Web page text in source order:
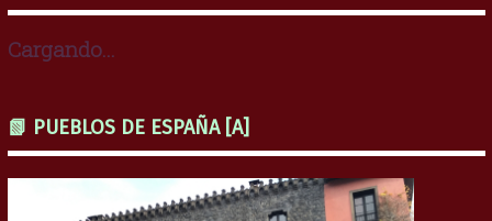
Cargando...
📗 PUEBLOS DE ESPAÑA [A]